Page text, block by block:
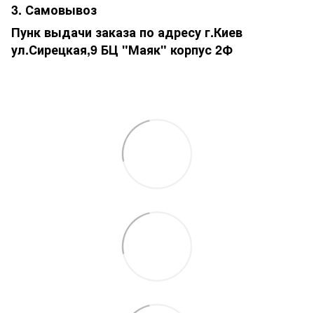
3. Самовывоз
Пунк выдачи заказа по адресу г.Киев
ул.Сирецкая,9 БЦ "Маяк" корпус 2Ф